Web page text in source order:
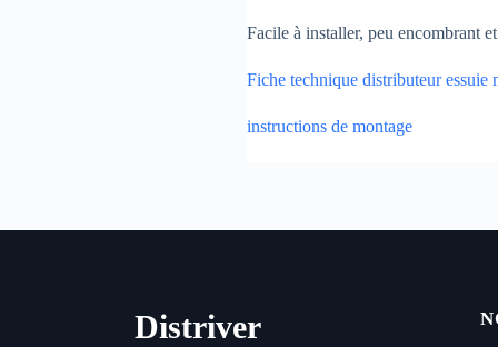
Facile à installer, peu encombrant
Fiche technique distributeur essuie
instructions de montage
Distriver